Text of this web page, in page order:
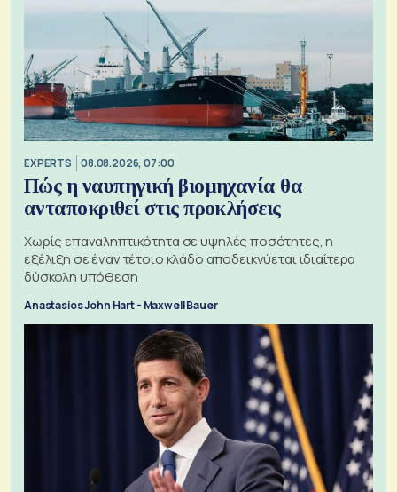
EXPERTS 08.08.2026, 07:00
Πώς η ναυπηγική βιομηχανία θα
ανταποκριθεί στις προκλήσεις
Χωρίς επαναληπτικότητα σε υψηλές ποσότητες, η
εξέλιξη σε έναν τέτοιο κλάδο αποδεικνύεται ιδιαίτερα
δύσκολη υπόθεση
Anastasios John Hart - Maxwell Bauer